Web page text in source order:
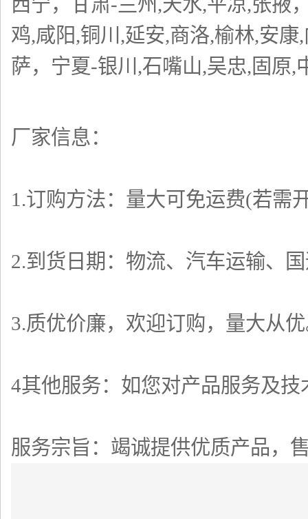
鸡,咸阳,铜川 ,延安,商洛,榆林,安康,
萨，宁夏-银川 ,石嘴山,吴忠, 固原,
厂家信息：
1.订购方法：量大可免运费(若需
2.到货日期：物流、汽车运输、
3.质优价廉，欢迎订购，量大从
4其他服务：如您对产品服务及
服务宗旨：竭诚提供优质产品，